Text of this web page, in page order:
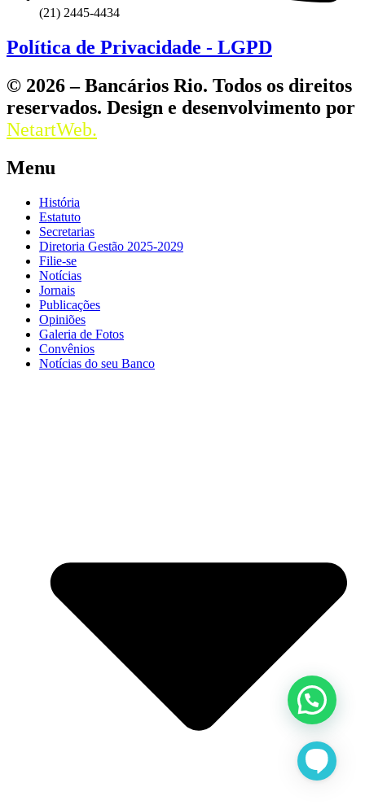
(21) 2445-4434
Política de Privacidade - LGPD
© 2026 – Bancários Rio. Todos os direitos
reservados. Design e desenvolvimento por
NetartWeb.
Menu
História
Estatuto
Secretarias
Diretoria Gestão 2025-2029
Filie-se
Notícias
Jornais
Publicações
Opiniões
Galeria de Fotos
Convênios
Notícias do seu Banco